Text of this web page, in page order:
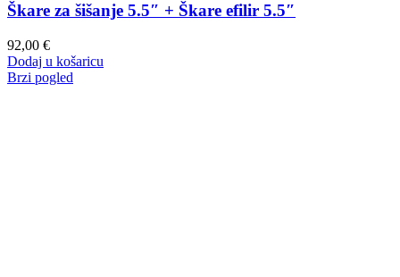
Škare za šišanje 5.5″ + Škare efilir 5.5″
92,00 €
Dodaj u košaricu
Brzi pogled